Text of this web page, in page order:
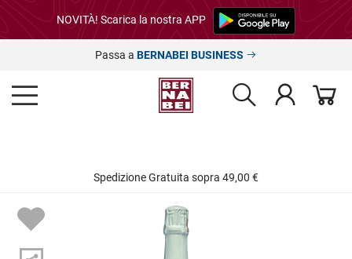
NOVITÀ! Scarica la nostra APP
Passa a BERNABEI BUSINESS
Spedizione Gratuita sopra 49,00 €